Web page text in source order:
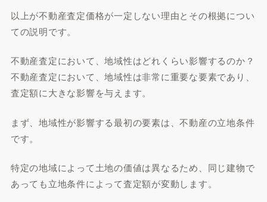
以上が不動産査定価格が一定しない理由とその根拠につい
ての説明です。
不動産査定において、地域性はどれくらい影響するのか？
不動産査定において、地域性は非常に重要な要素であり、
査定額に大きな影響を与えます。
まず、地域性が影響する最初の要素は、不動産の立地条件
です。
特定の地域によって土地の価値は異なるため、同じ建物で
あっても立地条件によって査定額が変動します。